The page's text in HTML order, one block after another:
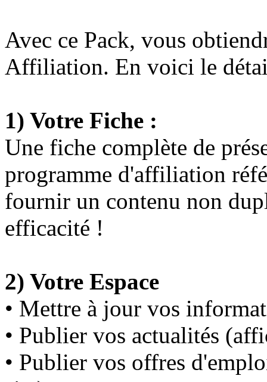
Avec ce Pack, vous
Affiliation. En voici le
1) Votre Fiche :
Une fiche complète de
programme d'affiliation
fournir un contenu non
efficacité !
2) Votre Espace
• Mettre à jour vos
• Publier vos actualités
• Publier vos offres